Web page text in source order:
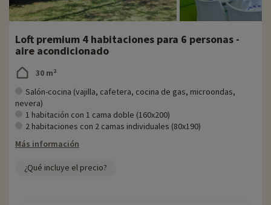
Loft premium 4 habitaciones para 6 personas -
aire acondicionado
30 m²
Salón-cocina (vajilla, cafetera, cocina de gas, microondas,
nevera)
1 habitación con 1 cama doble (160x200)
2 habitaciones con 2 camas individuales (80x190)
Más información
¿Qué incluye el precio?